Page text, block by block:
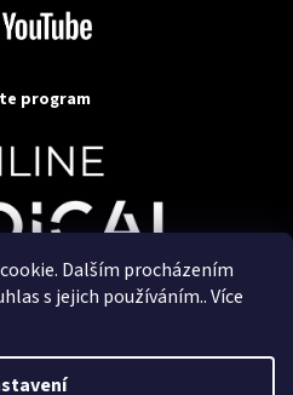
Dalším procházením
s jejich používáním.. Více
program
. Všechna práva
zajišťuje